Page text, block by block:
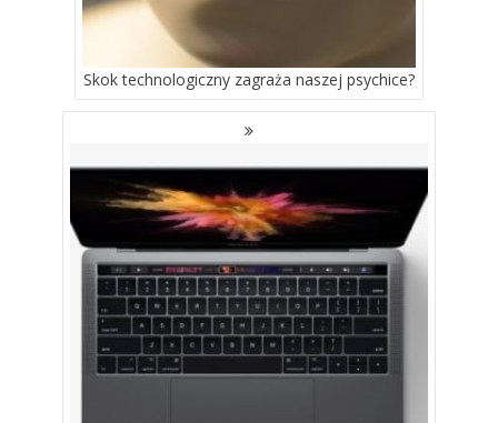
Skok technologiczny zagraża naszej psychice?